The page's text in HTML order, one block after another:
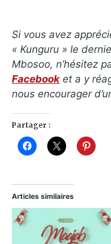
Si vous avez
« Kunguru » le
Mbosoo, n’hésitez
Facebook et a y
nous encourager
Partager :
Articles similaires